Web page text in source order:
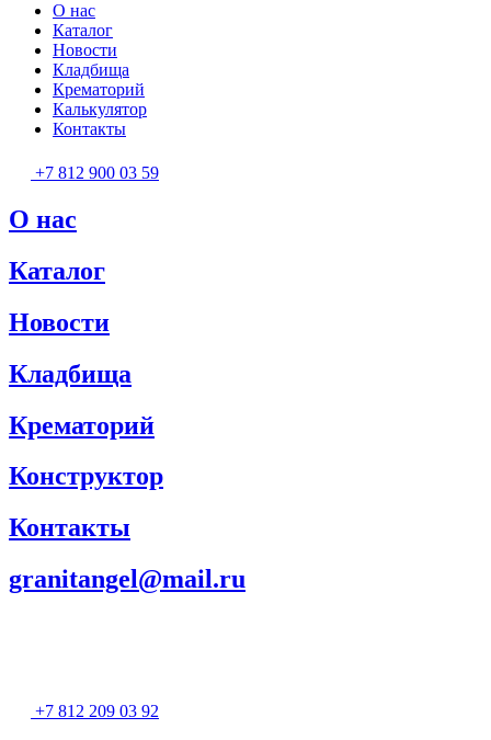
О нас
Каталог
Новости
Кладбища
Крематорий
Калькулятор
Контакты
+7 812 900 03 59
О нас
Каталог
Новости
Кладбища
Крематорий
Конструктор
Контакты
granitangel@mail.ru
+7 812 209 03 92